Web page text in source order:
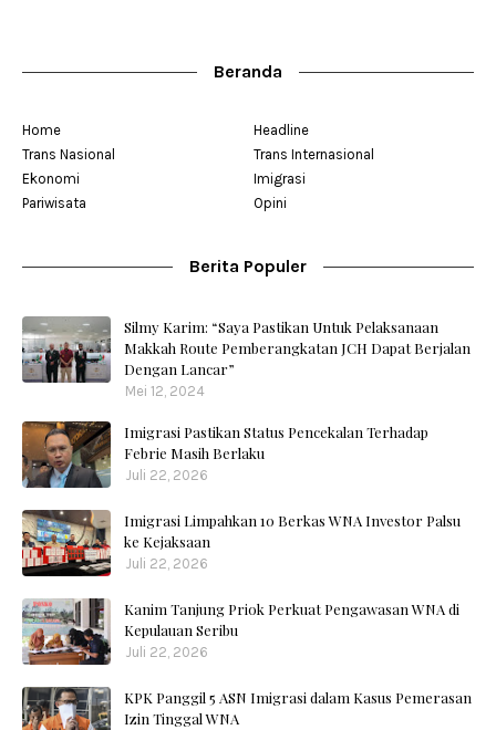
Beranda
Home
Headline
Trans Nasional
Trans Internasional
Ekonomi
Imigrasi
Pariwisata
Opini
Berita Populer
Silmy Karim: “Saya Pastikan Untuk Pelaksanaan
Makkah Route Pemberangkatan JCH Dapat Berjalan
Dengan Lancar”
Mei 12, 2024
Imigrasi Pastikan Status Pencekalan Terhadap
Febrie Masih Berlaku
Juli 22, 2026
Imigrasi Limpahkan 10 Berkas WNA Investor Palsu
ke Kejaksaan
Juli 22, 2026
Kanim Tanjung Priok Perkuat Pengawasan WNA di
Kepulauan Seribu
Juli 22, 2026
KPK Panggil 5 ASN Imigrasi dalam Kasus Pemerasan
Izin Tinggal WNA